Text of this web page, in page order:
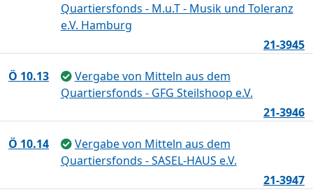
Quartiersfonds - M.u.T - Musik und Toleranz
e.V. Hamburg
21-3945
Ö 10.13
Vergabe von Mitteln aus dem
Quartiersfonds - GFG Steilshoop e.V.
21-3946
Ö 10.14
Vergabe von Mitteln aus dem
Quartiersfonds - SASEL-HAUS e.V.
21-3947